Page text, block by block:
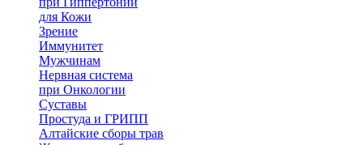
для Кожи
Зрение
Иммунитет
Мужчинам
Нервная система
при Онкологии
Суставы
Простуда и ГРИПП
Алтайские сборы трав